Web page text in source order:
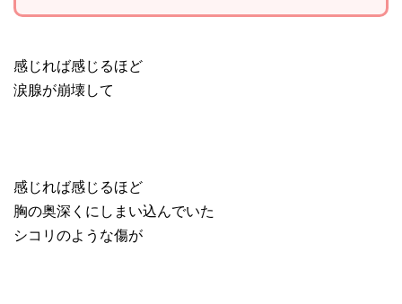
感じれば感じるほど
涙腺が崩壊して
感じれば感じるほど
胸の奥深くにしまい込んでいた
シコリのような傷が